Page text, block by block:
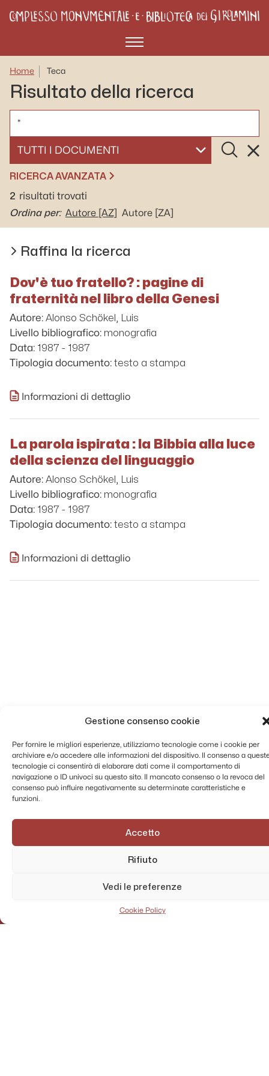
Gestione consenso cookie
Per fornire le migliori esperienze, utilizziamo tecnologie come i cookie per
archiviare e/o accedere alle informazioni del dispositivo. Il consenso a
tecnologie ci consentirà di elaborare dati come il comportamento di
navigazione o ID univoci su questo sito. Il mancato consenso o la revoca del
consenso può influire negativamente su determinate caratteristiche e
funzioni.
Accetto
Rifiuto
Vedi le preferenze
Cookie Policy
Menù
Home Teca
Risultato della ricerca
SELEZIONA UN DOCUMENTO
Cerca
RICERCA AVANZATA
2 risultati trovati
Ordina per: Autore [AZ] Autore [ZA]
Raffina la ricerca
Dov'è tuo fratello? : pagine di
fraternità nel libro della Genesi
Autore: Alonso Schökel, Luis
Livello bibliografico: monografia
Data: 1987 - 1987
Tipologia documento: testo a stampa
Informazioni di dettaglio
La parola ispirata : la Bibbia alla luce
della scienza del linguaggio
Autore: Alonso Schökel, Luis
Livello bibliografico: monografia
Data: 1987 - 1987
Tipologia documento: testo a stampa
Informazioni di dettaglio